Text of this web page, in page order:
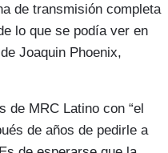
de transmisión completa
lo que se podía ver en
Joaquin Phoenix,
de MRC Latino con “el
de años de pedirle a